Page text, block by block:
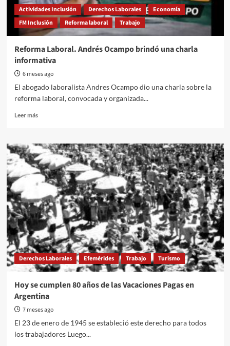
de
Trabajo
Actividades Inclusión Derechos Laborales
Economía
FM Inclusión
Reforma laboral Trabajo
Reforma Laboral. Andrés Ocampo brindó una charla
informativa
6 meses ago
El abogado laboralista Andres Ocampo dio una charla sobre la
reforma laboral, convocada y organizada...
Leer másRead
Reforma
Laboral.
Andrés
Ocampo
brindó
charla
informativa
Derechos Laborales Efemérides Trabajo Turismo
Hoy se cumplen 80 años de las Vacaciones Pagas en
Argentina
7 meses ago
El 23 de enero de 1945 se estableció este derecho para todos
los trabajadores Luego...